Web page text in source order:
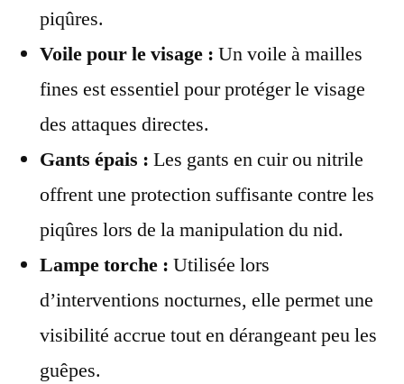
piqûres.
Voile pour le visage : Un voile à mailles
fines est essentiel pour protéger le visage
des attaques directes.
Gants épais : Les gants en cuir ou nitrile
offrent une protection suffisante contre les
piqûres lors de la manipulation du nid.
Lampe torche : Utilisée lors
d’interventions nocturnes, elle permet une
visibilité accrue tout en dérangeant peu les
guêpes.